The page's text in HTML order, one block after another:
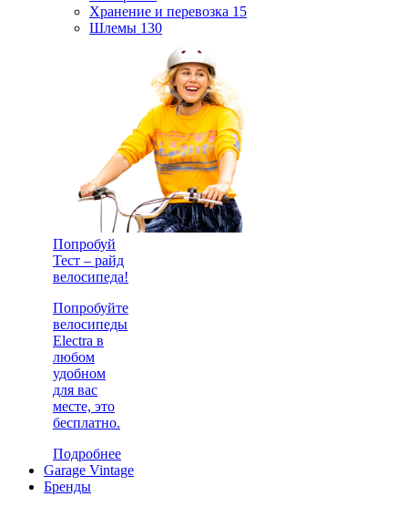
Хранение и перевозка 15
Шлемы 130
Попробуй
Тест – райд
велосипеда!
Попробуйте
велосипеды
Electra в
любом
удобном
для вас
месте, это
бесплатно.
Подробнее
Garage Vintage
Бренды